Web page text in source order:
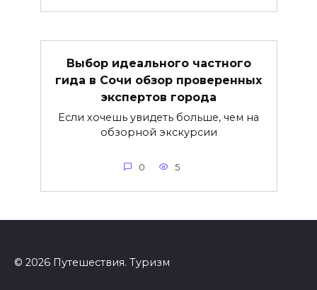
Выбор идеального частного
гида в Сочи обзор проверенных
экспертов города
Если хочешь увидеть больше, чем на
обзорной экскурсии
0 5
© 2026 Путешествия. Туризм